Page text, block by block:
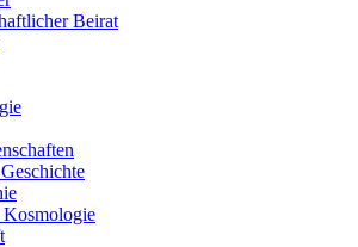
Beirat